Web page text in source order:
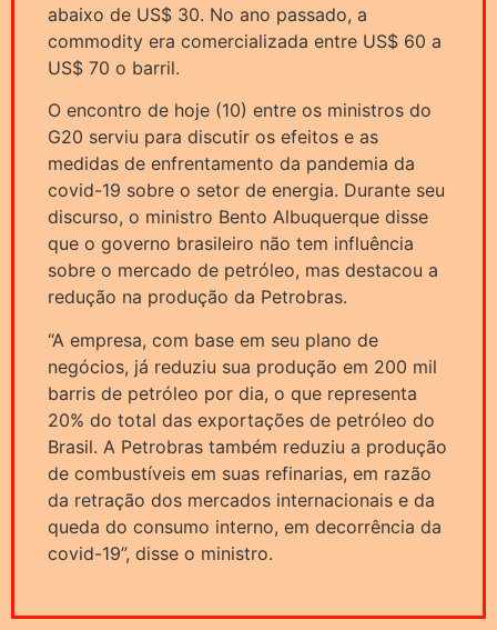
abaixo de US$ 30. No ano passado, a
commodity era comercializada entre US$ 60 a
US$ 70 o barril.
O encontro de hoje (10) entre os ministros do
G20 serviu para discutir os efeitos e as
medidas de enfrentamento da pandemia da
covid-19 sobre o setor de energia. Durante seu
discurso, o ministro Bento Albuquerque disse
que o governo brasileiro não tem influência
sobre o mercado de petróleo, mas destacou a
redução na produção da Petrobras.
“A empresa, com base em seu plano de
negócios, já reduziu sua produção em 200 mil
barris de petróleo por dia, o que representa
20% do total das exportações de petróleo do
Brasil. A Petrobras também reduziu a produção
de combustíveis em suas refinarias, em razão
da retração dos mercados internacionais e da
queda do consumo interno, em decorrência da
covid-19”, disse o ministro.